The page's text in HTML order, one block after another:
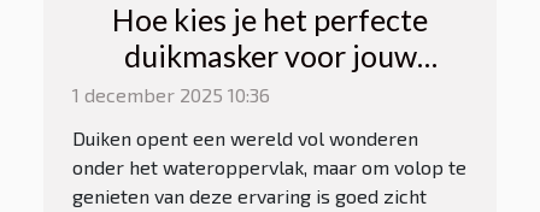
Hoe kies je het perfecte
duikmasker voor jouw
avonturen?
1 december 2025 10:36
Duiken opent een wereld vol wonderen
onder het wateroppervlak, maar om volop te
genieten van deze ervaring is goed zicht